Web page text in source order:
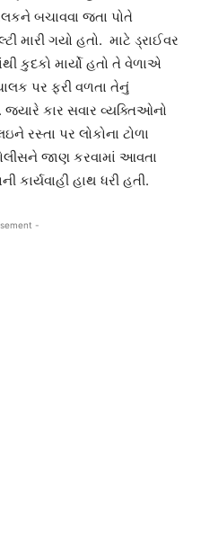
બચાવવા જતા પોતે
મારી ગયો હતો. માટે ડ્રાઈવર
કુદકો માર્યો હતો તે વેળાએ
પર ફરી વળતા તેનું
કાર સવાર વ્યક્તિઓનો
રસ્તા પર લોકોના ટોળા
જાણ કરવામાં આવતા
હાથ ધરી હતી.
-